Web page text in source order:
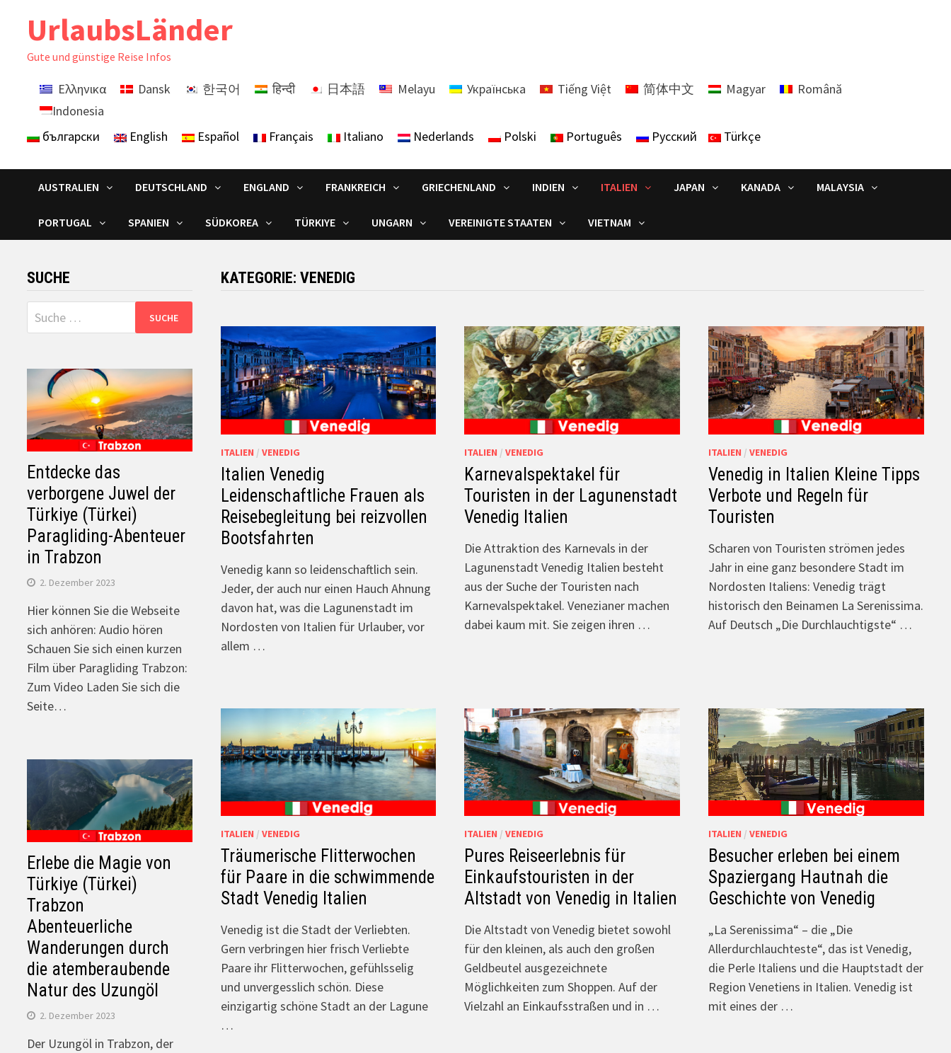
UrlaubsLänder
Gute und günstige Reise Infos
Ελληνικα Dansk 한국어 हिन्दी 日本語 Melayu Українська Tiếng Việt 简体中文 Magyar
Română
Indonesia
български
English Español Français Italiano Nederlands Polski Português Русский Türkçe
AUSTRALIEN DEUTSCHLAND ENGLAND FRANKREICH GRIECHENLAND INDIEN ITALIEN JAPAN KANADA MALAYSIA
PORTUGAL SPANIEN SÜDKOREA TÜRKIYE UNGARN VEREINIGTE STAATEN VIETNAM
KATEGORIE: VENEDIG
ITALIEN / VENEDIG
Italien Venedig
Leidenschaftliche Frauen als
Reisebegleitung bei reizvollen
Bootsfahrten
Venedig kann so leidenschaftlich sein.
Jeder, der auch nur einen Hauch Ahnung
davon hat, was die Lagunenstadt im
Nordosten von Italien für Urlauber, vor
allem …
ITALIEN /VENEDIG
Karnevalspektakel für
Touristen in der Lagunenstadt
Venedig Italien
Die Attraktion des Karnevals in der
Lagunenstadt Venedig Italien besteht
aus der Suche der Touristen nach
Karnevalspektakel. Venezianer machen
dabei kaum mit. Sie zeigen ihren …
ITALIEN / VENEDIG
Venedig in Italien Kleine Tipps
Verbote und Regeln für
Touristen
Scharen von Touristen strömen jedes
Jahr in eine ganz besondere Stadt im
Nordosten Italiens: Venedig trägt
historisch den Beinamen La Serenissima.
Auf Deutsch „Die Durchlauchtigste“ …
ITALIEN / VENEDIG
Träumerische Flitterwochen
für Paare in die schwimmende
Stadt Venedig Italien
Venedig ist die Stadt der Verliebten.
Gern verbringen hier frisch Verliebte
Paare ihr Flitterwochen, gefühlsselig
und unvergesslich schön. Diese
einzigartig schöne Stadt an der Lagune
…
ITALIEN /VENEDIG
Pures Reiseerlebnis für
Einkaufstouristen in der
Altstadt von Venedig in Italien
Die Altstadt von Venedig bietet sowohl
für den kleinen, als auch den großen
Geldbeutel ausgezeichnete
Möglichkeiten zum Shoppen. Auf der
Vielzahl an Einkaufsstraßen und in …
ITALIEN / VENEDIG
Besucher erleben bei einem
Spaziergang Hautnah die
Geschichte von Venedig
„La Serenissima“ – die „Die
Allerdurchlauchteste“, das ist Venedig,
die Perle Italiens und die Hauptstadt der
Region Venetiens in Italien. Venedig ist
mit eines der …
SUCHE
Suche
nach:
Entdecke das
verborgene Juwel der
Türkiye (Türkei)
Paragliding-Abenteuer
in Trabzon
2. Dezember 2023
Hier können Sie die Webseite
sich anhören: Audio hören
Schauen Sie sich einen kurzen
Film über Paragliding Trabzon:
Zum Video Laden Sie sich die
Seite…
Erlebe die Magie von
Türkiye (Türkei)
Trabzon
Abenteuerliche
Wanderungen durch
die atemberaubende
Natur des Uzungöl
2. Dezember 2023
Der Uzungöl in Trabzon, der